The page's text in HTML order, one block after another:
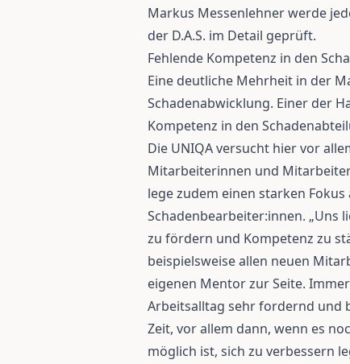
Markus Messenlehner werde
der D.A.S. im Detail geprüft.
Fehlende Kompetenz in den
Eine deutliche Mehrheit in der
Schadenabwicklung. Einer der
Kompetenz in den
Die UNIQA versucht hier vor
Mitarbeiterinnen und
lege zudem einen starken
Schadenbearbeiter:innen. „Uns
zu fördern und Kompetenz zu
beispielsweise allen neuen
eigenen Mentor zur Seite.
Arbeitsalltag sehr fordernd und
Zeit, vor allem dann, wenn es
möglich ist, sich zu verbessern